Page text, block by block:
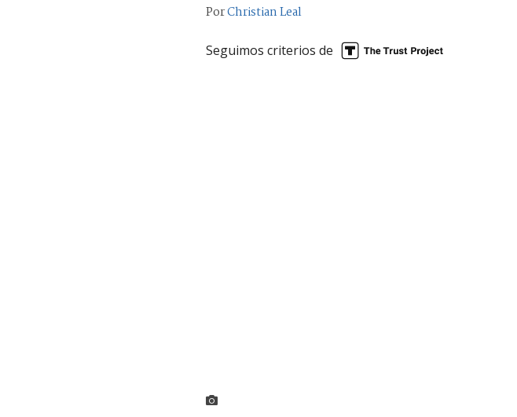
PorChristian Leal
Seguimos criterios de